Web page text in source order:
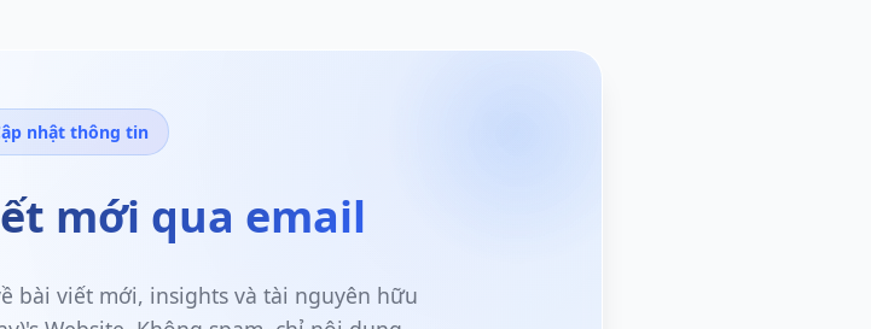
nhật thông tin
mới qua email
bài viết mới, insights và tài nguyên hữu